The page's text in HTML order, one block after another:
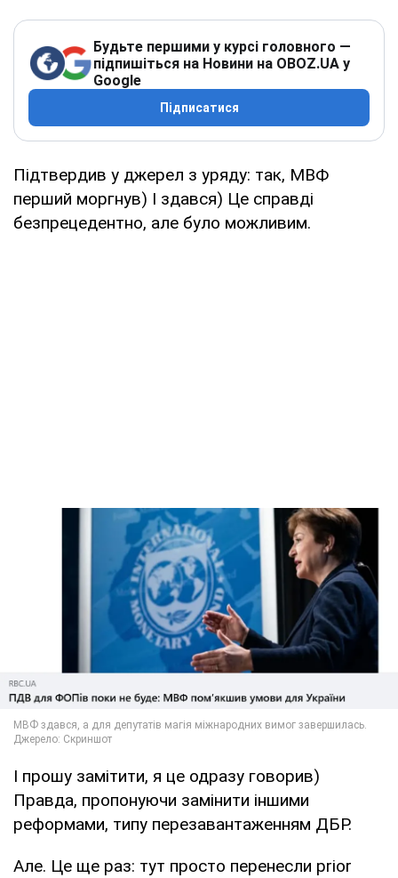
Будьте першими у курсі головного —
підпишіться на Новини на OBOZ.UA у
Google
Підписатися
Підтвердив у джерел з уряду: так, МВФ
перший моргнув) І здався) Це справді
безпрецедентно, але було можливим.
І прошу замітити, я це одразу говорив)
Правда, пропонуючи замінити іншими
реформами, типу перезавантаженням ДБР.
Але. Це ще раз: тут просто перенесли prior